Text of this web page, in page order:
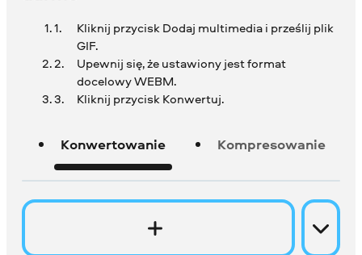
Kliknij przycisk Dodaj multimedia i prześlij plik
GIF.
Upewnij się, że ustawiony jest format
docelowy WEBM.
Kliknij przycisk Konwertuj.
Konwertowanie Kompresowanie